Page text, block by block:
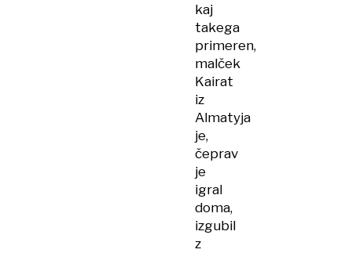
kaj
takega
primeren,
malček
Kairat
iz
Almatyja
je,
čeprav
je
igral
doma,
izgubil
z